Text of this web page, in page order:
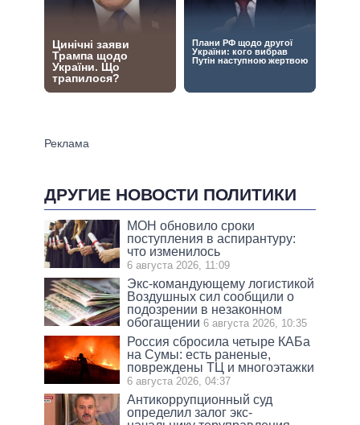
ДРУГИЕ НОВОСТИ ПОЛИТИКИ
МОН обновило сроки
поступления в аспирантуру:
что изменилось
6 августа 2026, 11:09
Экс-командующему логистикой
Воздушных сил сообщили о
подозрении в незаконном
обогащении 6 августа 2026, 10:35
Россия сбросила четыре КАБа
на Сумы: есть раненые,
повреждены ТЦ и многоэтажки
6 августа 2026, 04:37
Антикоррупционный суд
определил залог экс-